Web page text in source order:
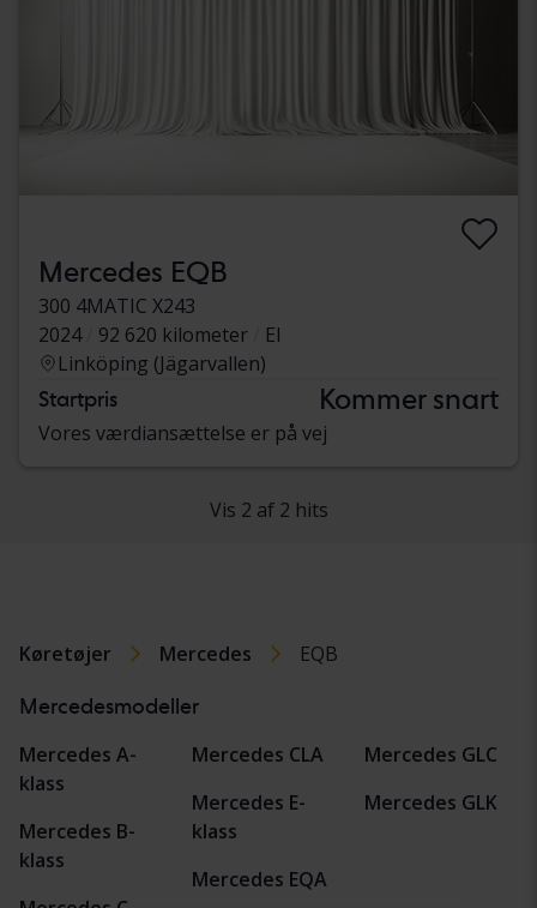
Mercedes EQB
300 4MATIC X243
2024
92 620 kilometer
El
Linköping (Jägarvallen)
Startpris Kommer snart
Vores værdiansættelse er på vej
Vis 2 af 2 hits
Køretøjer Mercedes EQB
Mercedesmodeller
Mercedes A-
klass
Mercedes B-
klass
Mercedes CLA
Mercedes E-
klass
Mercedes EQA
Mercedes GLC
Mercedes GLK